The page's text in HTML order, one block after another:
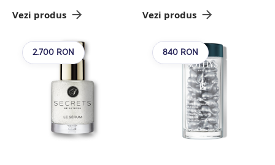
Vezi produs Vezi produs
2.700 RON 840 RON